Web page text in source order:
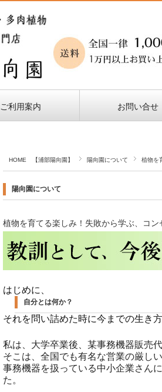
ご利用案内 お問い合せ
HOME 【浦部陽向園】 陽向園について 植物を
陽向園について
植物を育てる楽しみ！失敗から学ぶ、コン
はじめに、
自分とは何か？
それを問い詰めた時に今までの生き
私は、大学卒業後、某事務機器販売
そこは、全国でも有名な営業の厳しい
事務機器を扱っている中小企業さん
た。